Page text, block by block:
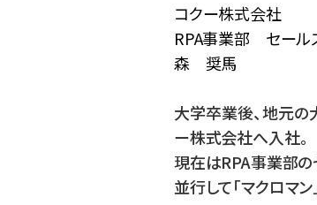
コクー株式会社
RPA事業部 セール
森 奨馬
大学卒業後、地元の
ー株式会社へ入社。
現在はRPA事業部の
並行して「マクロマ